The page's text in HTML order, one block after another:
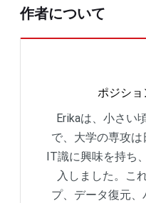
作者について
ポジショ
Erikaは、小さい
で、大学の専攻
IT識に興味を持ち
入しました。こ
プ、データ復元